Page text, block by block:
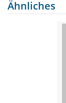
Ähnliches